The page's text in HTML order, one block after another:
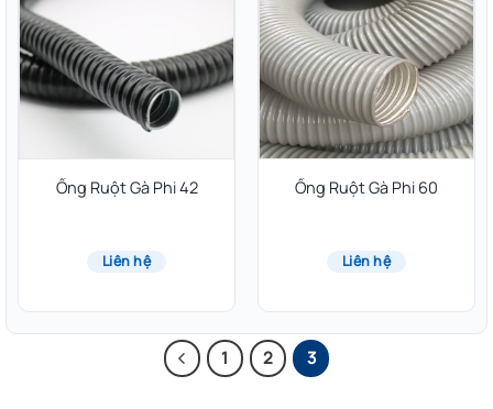
Ống Ruột Gà Phi 42
Liên hệ
Ống Ruột Gà Phi 60
Liên hệ
1 2 3